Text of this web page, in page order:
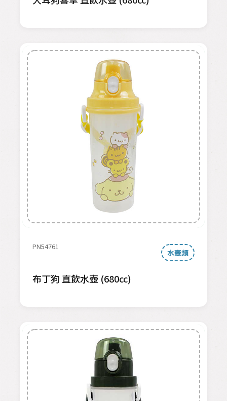
PN54761
水壺類
布丁狗 直飲水壺 (680cc)